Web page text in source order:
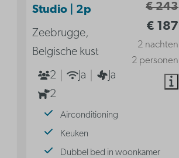
€ 243
€ 187
2 nachten
2 personen
Studio | 2p
Zeebrugge,
Belgische kust
2
Ja
Ja
2
Airconditioning
Keuken
Dubbel bed in woonkamer